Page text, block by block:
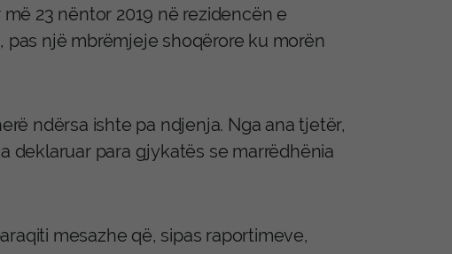
23 nëntor 2019 në rezidencën e
një mbrëmjeje shoqërore ku morën
ndërsa ishte pa ndjenja. Nga ana tjetër,
deklaruar para gjykatës se marrëdhënia
mesazhe që, sipas raportimeve,